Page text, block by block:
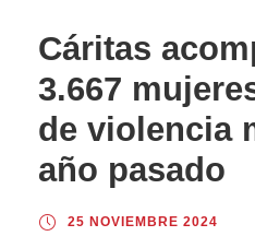
Cáritas
3.667
de violencia
año pasado
25 NOVIEMBRE 2024